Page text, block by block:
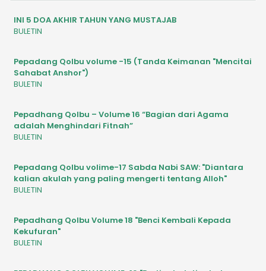
INI 5 DOA AKHIR TAHUN YANG MUSTAJAB
BULETIN
Pepadang Qolbu volume -15 (Tanda Keimanan "Mencitai
Sahabat Anshor")
BULETIN
Pepadhang Qolbu – Volume 16 “Bagian dari Agama
adalah Menghindari Fitnah”
BULETIN
Pepadang Qolbu volime-17 Sabda Nabi SAW: "Diantara
kalian akulah yang paling mengerti tentang Alloh"
BULETIN
Pepadhang Qolbu Volume 18 "Benci Kembali Kepada
Kekufuran"
BULETIN